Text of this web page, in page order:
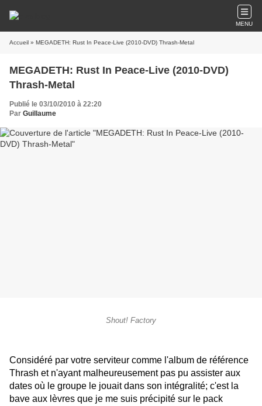
MENU
Accueil » MEGADETH: Rust In Peace-Live (2010-DVD) Thrash-Metal
MEGADETH: Rust In Peace-Live (2010-DVD)
Thrash-Metal
Publié le 03/10/2010 à 22:20
Par Guillaume
Shout! Factory
Considéré par votre serviteur comme l'album de référence
Thrash et n'ayant malheureusement pas pu assister aux
dates où le groupe le jouait dans son intégralité; c'est la
bave aux lèvres que je me suis précipité sur le pack